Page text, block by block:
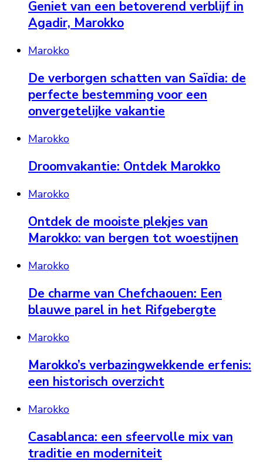
Geniet van een betoverend verblijf in
Agadir, Marokko
Marokko
De verborgen schatten van Saïdia: de
perfecte bestemming voor een
onvergetelijke vakantie
Marokko
Droomvakantie: Ontdek Marokko
Marokko
Ontdek de mooiste plekjes van
Marokko: van bergen tot woestijnen
Marokko
De charme van Chefchaouen: Een
blauwe parel in het Rifgebergte
Marokko
Marokko’s verbazingwekkende erfenis:
een historisch overzicht
Marokko
Casablanca: een sfeervolle mix van
traditie en moderniteit